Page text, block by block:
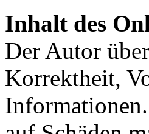
Inhalt des
Der Autor
Korrektheit,